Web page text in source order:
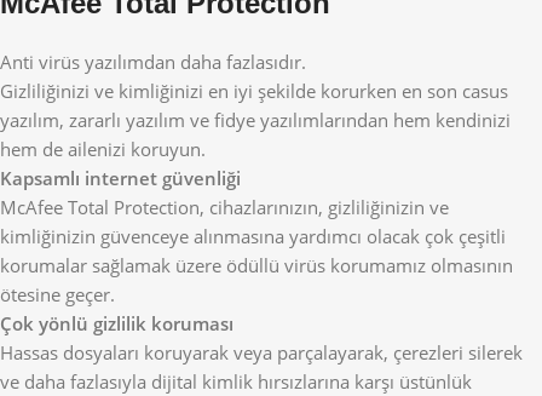
Anti virüs yazılımdan daha fazlasıdır.
Gizliliğinizi ve kimliğinizi en iyi şekilde korurken en son casus
yazılım, zararlı yazılım ve fidye yazılımlarından hem kendinizi
hem de ailenizi koruyun.
Kapsamlı internet güvenliği
McAfee Total Protection, cihazlarınızın, gizliliğinizin ve
kimliğinizin güvenceye alınmasına yardımcı olacak çok çeşitli
korumalar sağlamak üzere ödüllü virüs korumamız olmasının
ötesine geçer.
Çok yönlü gizlilik koruması
Hassas dosyaları koruyarak veya parçalayarak, çerezleri silerek
ve daha fazlasıyla dijital kimlik hırsızlarına karşı üstünlük